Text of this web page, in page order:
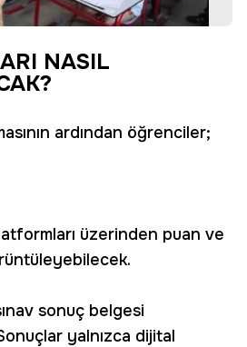
NASIL
ardından öğrenciler;
üzerinden puan ve
sonuç belgesi
yalnızca dijital